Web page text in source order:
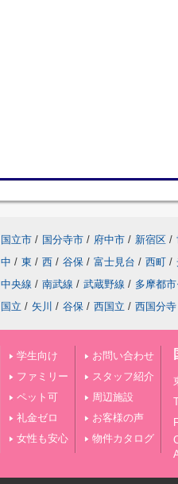
国立市 / 国分寺市 / 府中市 / 新宿区 /
中 / 東 / 西 / 谷保 / 富士見台 / 西町 /
中央線 / 南武線 / 武蔵野線 / 多摩都
国立 / 矢川 / 谷保 / 西国立 / 西国分寺
学生向け
ファミリー
ペット可
礼金ゼロ
女性も安心
お問い合わせ
スタッフ紹介
周辺施設
お客様の声
物件カタログ